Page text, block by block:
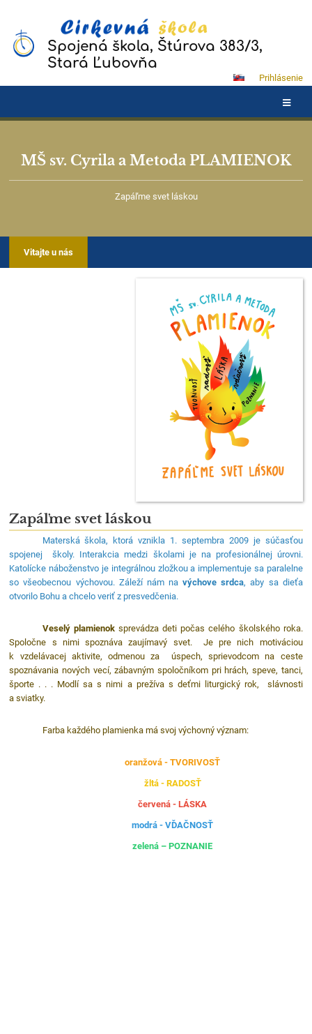
Spojená škola, Štúrova 383/3,
Stará Ľubovňa
Prihlásenie
MŠ sv. Cyrila a Metoda PLAMIENOK
Zapáľme svet láskou
Vitajte u nás
Zapáľme svet láskou
Materská škola, ktorá vznikla 1. septembra 2009 je súčasťou
spojenej školy. Interakcia medzi školami je na profesionálnej úrovni.
Katolícke náboženstvo je integrálnou zložkou a implementuje sa paralelne
so všeobecnou výchovou. Záleží nám navýchove srdca, aby sa dieťa
otvorilo Bohu a chcelo veriť z presvedčenia.
Veselý plamienoksprevádza deti počas celého školského roka.
Spoločne s nimi spoznáva zaujímavý svet. Je pre nich motiváciou
k vzdelávacej aktivite, odmenou za úspech, sprievodcom na ceste
spoznávania nových vecí, zábavným spoločníkom pri hrách, speve, tanci,
športe . . . Modlí sa s nimi a prežíva s deťmi liturgický rok, slávnosti
a sviatky.
Farba každého plamienka má svoj výchovný význam:
oranžová - TVORIVOSŤ
žltá - RADOSŤ
červená - LÁSKA
modrá - VĎAČNOSŤ
zelená – POZNANIE